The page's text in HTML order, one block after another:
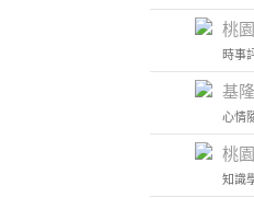
桃
時事
基
心情
桃
知識